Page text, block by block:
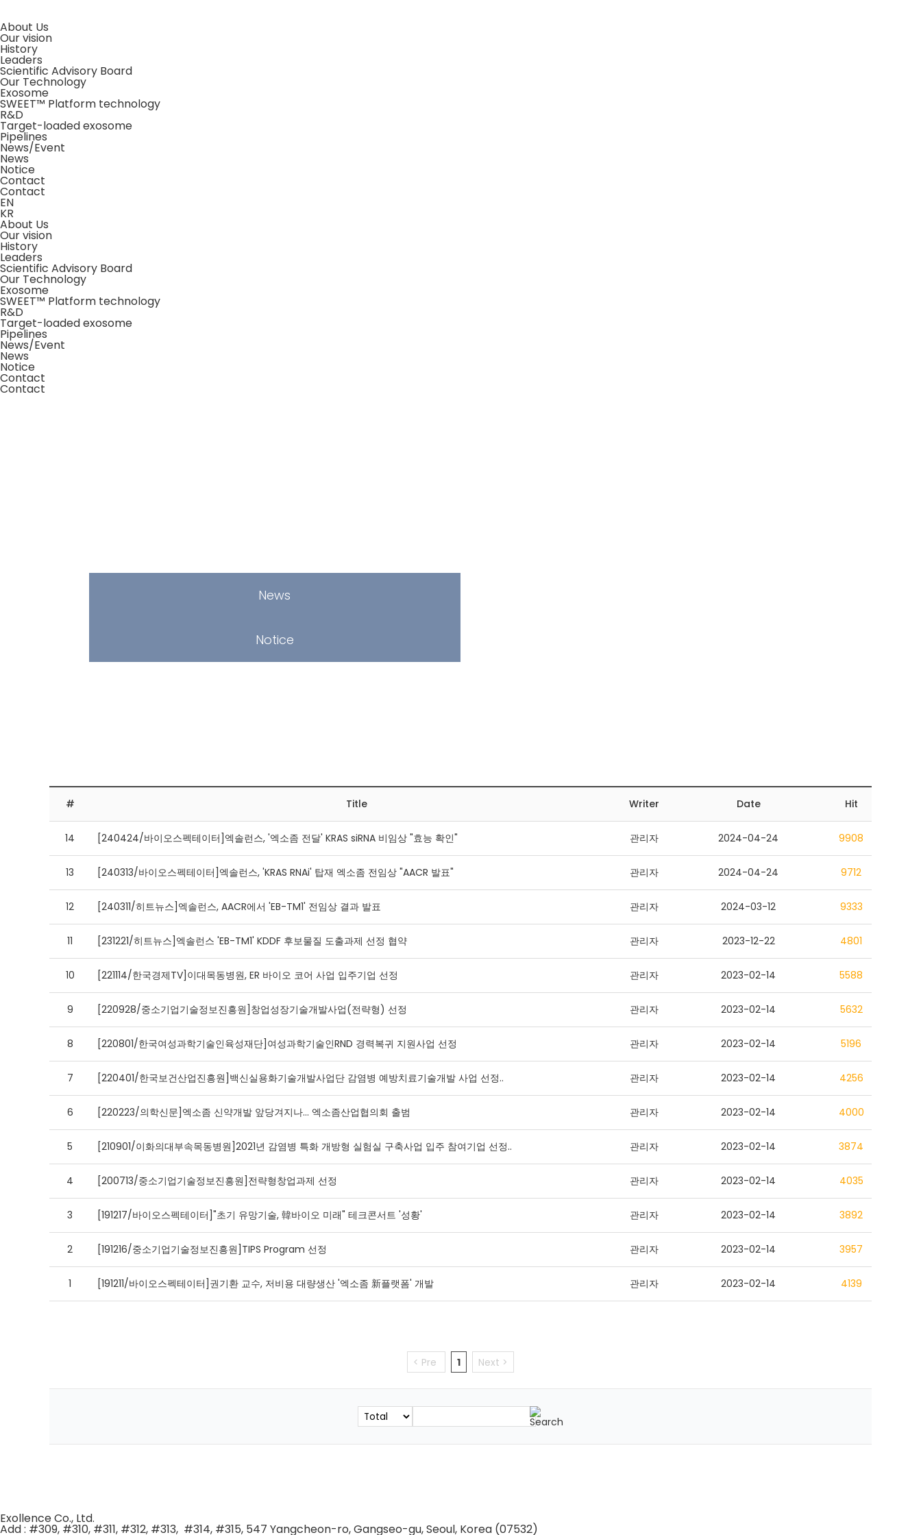
About Us
Our vision
History
Leaders
Scientific Advisory Board
Our Technology
Exosome
SWEET™ Platform technology
R&D
Target-loaded exosome
Pipelines
News/Event
News
Notice
Contact
Contact
EN
KR
About Us
Our vision
History
Leaders
Scientific Advisory Board
Our Technology
Exosome
SWEET™ Platform technology
R&D
Target-loaded exosome
Pipelines
News/Event
News
Notice
Contact
Contact
News
Notice
# Title Writer Date Hit
14 [240424/바이오스펙테이터]엑솔런스, '엑소좀 전달' KRAS siRNA 비임상 "효능 확인" 관리자 2024-04-24 9908
13 [240313/바이오스펙테이터]엑솔런스, 'KRAS RNAi' 탑재 엑소좀 전임상 "AACR 발표" 관리자 2024-04-24 9712
12 [240311/히트뉴스]엑솔런스, AACR에서 'EB-TM1' 전임상 결과 발표 관리자 2024-03-12 9333
11 [231221/히트뉴스]엑솔런스 'EB-TM1' KDDF 후보물질 도출과제 선정 협약 관리자 2023-12-22 4801
10 [221114/한국경제TV]이대목동병원, ER 바이오 코어 사업 입주기업 선정 관리자 2023-02-14 5588
9 [220928/중소기업기술정보진흥원]창업성장기술개발사업(전략형) 선정 관리자 2023-02-14 5632
8 [220801/한국여성과학기술인육성재단]여성과학기술인RND 경력복귀 지원사업 선정 관리자 2023-02-14 5196
7 [220401/한국보건산업진흥원]백신실용화기술개발사업단 감염병 예방치료기술개발 사업 선정.. 관리자 2023-02-14 4256
6 [220223/의학신문]엑소좀 신약개발 앞당겨지나… 엑소좀산업협의회 출범 관리자 2023-02-14 4000
5 [210901/이화의대부속목동병원]2021년 감염병 특화 개방형 실험실 구축사업 입주 참여기업 선정.. 관리자 2023-02-14 3874
4 [200713/중소기업기술정보진흥원]전략형창업과제 선정 관리자 2023-02-14 4035
3 [191217/바이오스펙테이터]"초기 유망기술, 韓바이오 미래" 테크콘서트 '성황' 관리자 2023-02-14 3892
2 [191216/중소기업기술정보진흥원]TIPS Program 선정 관리자 2023-02-14 3957
1 [191211/바이오스펙테이터]권기환 교수, 저비용 대량생산 '엑소좀 新플랫폼' 개발 관리자 2023-02-14 4139
< Pre 1 Next >
Exollence Co., Ltd.
Add : #309, #310, #311, #312, #313, #314, #315, 547 Yangcheon-ro, Gangseo-gu, Seoul, Korea (07532)